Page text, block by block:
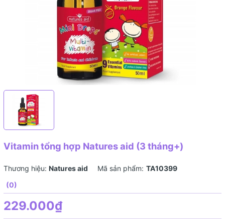
Vitamin tổng hợp Natures aid (3 tháng+)
Thương hiệu: Natures aid Mã sản phẩm: TA10399
(0)
229.000₫